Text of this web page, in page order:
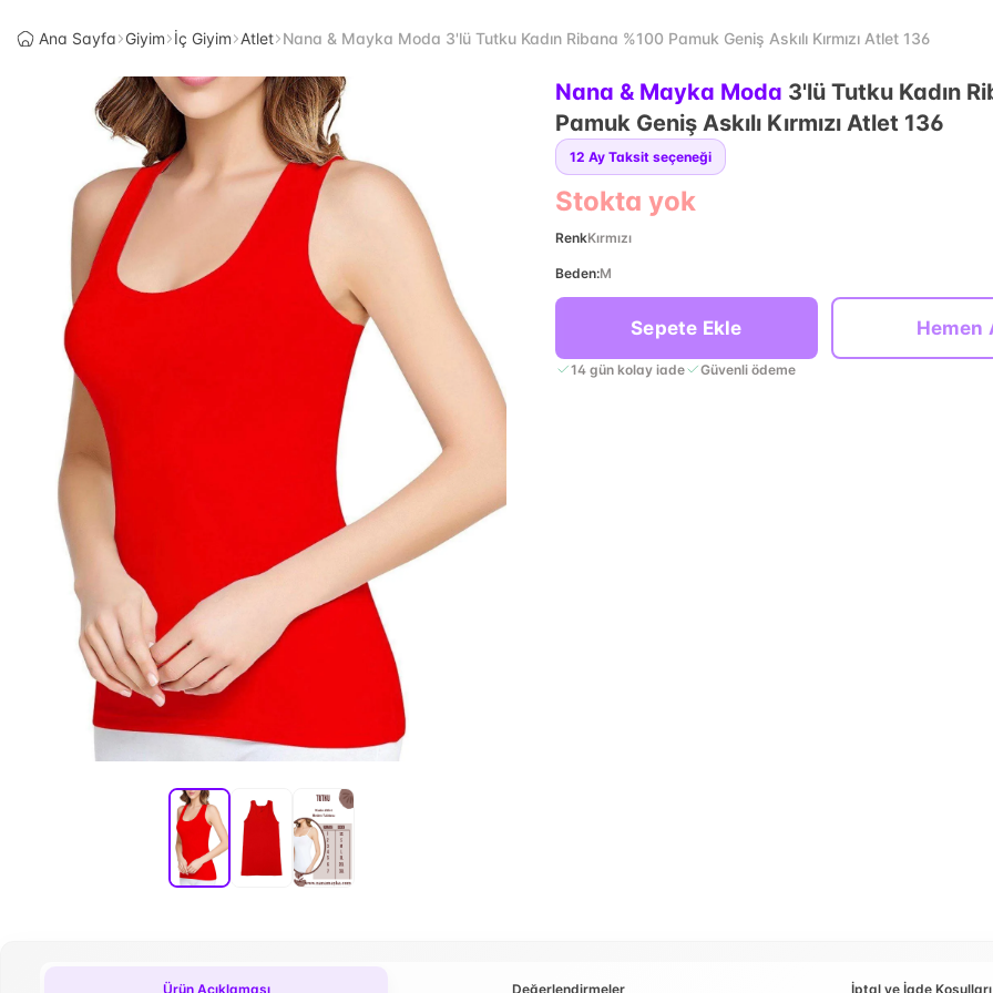
Ana Sayfa Giyim İç Giyim Atlet Nana & Mayka Moda 3'lü Tutku Kadın Ribana %100 Pamuk Geniş Askılı Kırmızı Atlet 136
Nana & Mayka Moda 3'lü Tutku Kadın
Pamuk Geniş Askılı Kırmızı Atlet 136
12 Ay Taksit seçeneği
Stokta yok
RenkKırmızı
Beden:M
Sepete Ekle Hemen
14 gün kolay iade Güvenli ödeme
Ürün Açıklaması Değerlendirmeler İptal ve İade Koşulları